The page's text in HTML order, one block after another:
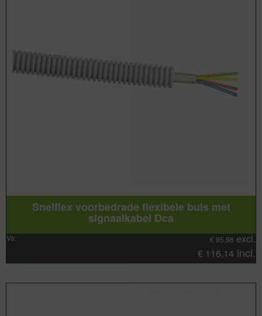
Snelflex voorbedrade flexibele buis met
signaalkabel Dca
Va: € 95,98 excl.
€ 116,14 incl.